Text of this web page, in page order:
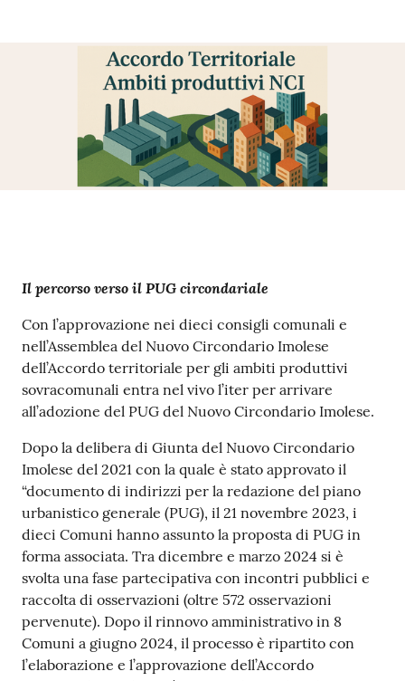
Contenuto
Il percorso verso il PUG circondariale
Con l’approvazione nei dieci consigli comunali e
nell’Assemblea del Nuovo Circondario Imolese
dell’Accordo territoriale per gli ambiti produttivi
sovracomunali entra nel vivo l’iter per arrivare
all’adozione del PUG del Nuovo Circondario Imolese.
Dopo la delibera di Giunta del Nuovo Circondario
Imolese del 2021 con la quale è stato approvato il
“documento di indirizzi per la redazione del piano
urbanistico generale (PUG), il 21 novembre 2023, i
dieci Comuni hanno assunto la proposta di PUG in
forma associata. Tra dicembre e marzo 2024 si è
svolta una fase partecipativa con incontri pubblici e
raccolta di osservazioni (oltre 572 osservazioni
pervenute). Dopo il rinnovo amministrativo in 8
Comuni a giugno 2024, il processo è ripartito con
l’elaborazione e l’approvazione dell’Accordo